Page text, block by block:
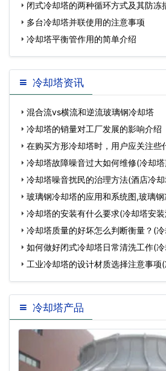
闭式冷却塔的两种循环方式及其防冻
方 多台冷却塔并联使用的注意事项
冷却塔平衡管作用的简单介绍
冷却塔资讯
混合流vs横流和逆流玻璃钢冷却塔
冷却塔的销量对工厂发展的影响介绍
在购买方形冷却塔时，用户应关注些
骤…冷却塔故障噪音过大如何维修(冷却
塔…冷却塔噪音扰民的治理方法(酒店冷
玻璃钢冷却塔的应用和系统图,玻璃
冷却塔的安装有什么要求(冷却塔安
冷却塔质量的好坏怎么判断衡量？(
如何做好闭式冷却塔日常清洗工作(
工业冷却塔的设计材质选择注意事项(
…
冷却塔产品